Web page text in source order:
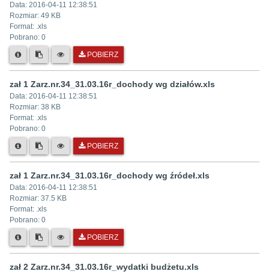
Data: 2016-04-11 12:38:51
Rozmiar: 49 KB
Format: .xls
Pobrano: 0
POBIERZ
zał 1 Zarz.nr.34_31.03.16r_dochody wg działów.xls
Data: 2016-04-11 12:38:51
Rozmiar: 38 KB
Format: .xls
Pobrano: 0
POBIERZ
zał 1 Zarz.nr.34_31.03.16r_dochody wg źródeł.xls
Data: 2016-04-11 12:38:51
Rozmiar: 37.5 KB
Format: .xls
Pobrano: 0
POBIERZ
zał 2 Zarz.nr.34_31.03.16r_wydatki budżetu.xls